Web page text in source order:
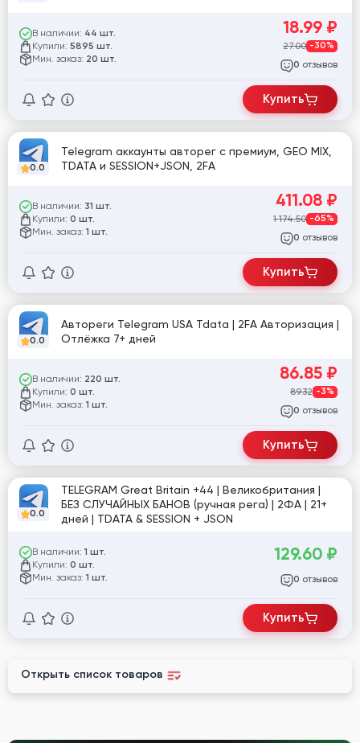
В наличии: 44 шт.
Купили: 5895 шт.
Мин. заказ: 20 шт.
18.99 ₽
27.00 -30%
0 отзывов
Купить
0.0
Telegram аккаунты авторег с премиум, GEO MIX,
TDATA и SESSION+JSON, 2FA
В наличии: 31 шт.
Купили: 0 шт.
Мин. заказ: 1 шт.
411.08 ₽
1 174.50 -65%
0 отзывов
Купить
0.0
Автореги Telegram USA Tdata | 2FA Авторизация |
Отлёжка 7+ дней
В наличии: 220 шт.
Купили: 0 шт.
Мин. заказ: 1 шт.
86.85 ₽
89.32 -3%
0 отзывов
Купить
0.0
TELEGRAM Great Britain +44 | Великобритания |
БЕЗ СЛУЧАЙНЫХ БАНОВ (ручная рега) | 2ФА | 21+
дней | TDATA & SESSION + JSON
В наличии: 1 шт.
Купили: 0 шт.
Мин. заказ: 1 шт.
129.60 ₽
0 отзывов
Купить
Открыть список товаров